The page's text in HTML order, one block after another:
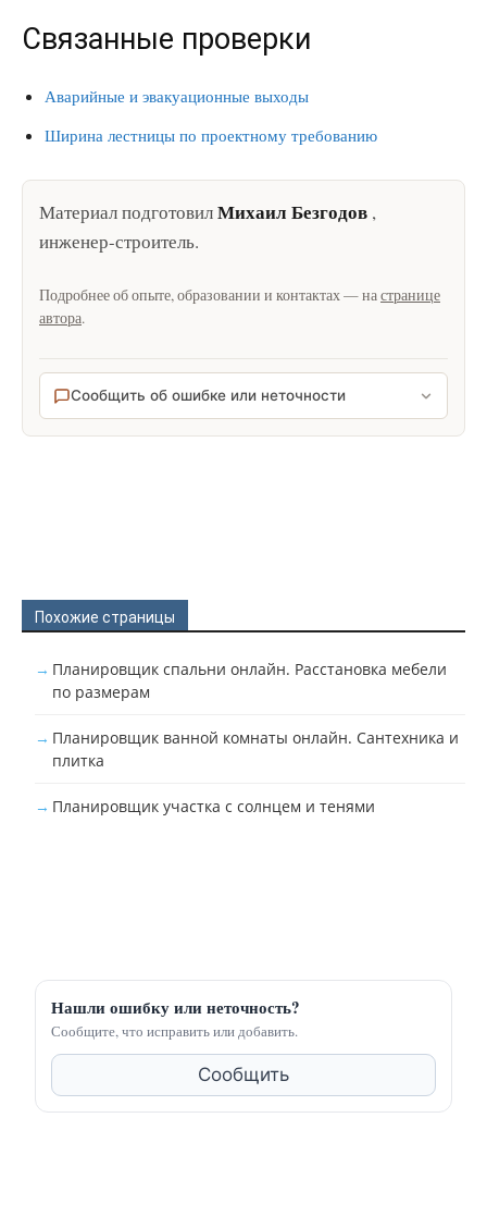
Связанные проверки
Аварийные и эвакуационные выходы
Ширина лестницы по проектному требованию
Материал подготовилМихаил Безгодов ,
инженер-строитель.
Подробнее об опыте, образовании и контактах — настранице
автора.
Сообщить об ошибке или неточности
Похожие страницы
Планировщик спальни онлайн. Расстановка мебели
по размерам
Планировщик ванной комнаты онлайн. Сантехника и
плитка
Планировщик участка с солнцем и тенями
Нашли ошибку или неточность?
Сообщите, что исправить или добавить.
Сообщить